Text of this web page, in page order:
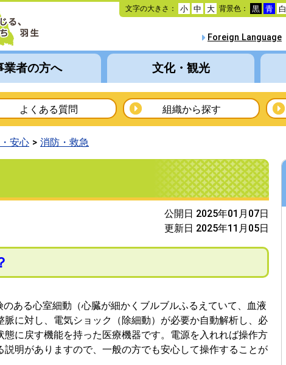
本
文
動
文字の大きさ： 小 中 大 背景色： 黒 青 白
Foreign Language
業者の方へ 文化・観光
よくある質問 組織から探す
安心 消防・救急
公開日 2025年01月07日
更新日 2025年11月05日
ある心室細動（心臓が細かくブルブルふるえていて、血液
に対し、電気ショック（除細動）が必要か自動解析し、必
に戻す機能を持った医療機器です。電源を入れれば操作方
明がありますので、一般の方でも安心して操作することが